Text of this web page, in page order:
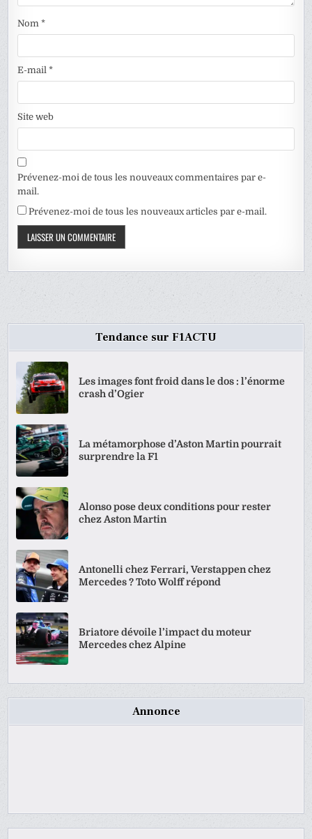
Nom*
E-mail*
Site web
Prévenez-moi de tous les nouveaux commentaires par e-
mail.
Prévenez-moi de tous les nouveaux articles par e-mail.
Tendance sur F1ACTU
Les images font froid dans le dos : l’énorme
crash d’Ogier
La métamorphose d’Aston Martin pourrait
surprendre la F1
Alonso pose deux conditions pour rester
chez Aston Martin
Antonelli chez Ferrari, Verstappen chez
Mercedes ? Toto Wolff répond
Briatore dévoile l’impact du moteur
Mercedes chez Alpine
Annonce